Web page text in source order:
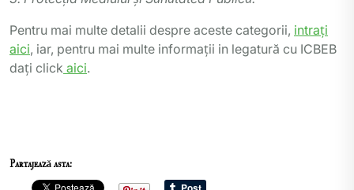
Pentru mai multe detalii despre aceste categorii, intraţi
aici, iar, pentru mai multe informaţii in legatură cu ICBEB
daţi click aici.
Partajează asta: